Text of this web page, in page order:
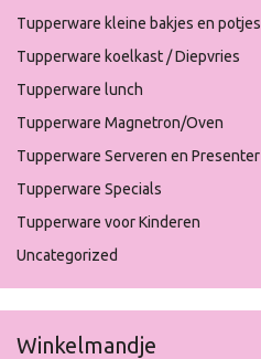
Tupperware kleine bakjes en potjes
Tupperware koelkast / Diepvries
Tupperware lunch
Tupperware Magnetron/Oven
Tupperware Serveren en Presenter
Tupperware Specials
Tupperware voor Kinderen
Uncategorized
Winkelmandje